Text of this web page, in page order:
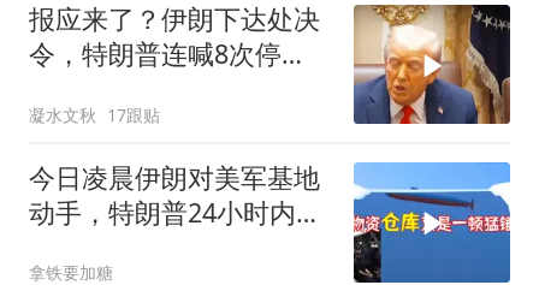
报应来了？伊朗下达处决
令，特朗普连喊8次停
凝水文秋 17跟贴
今日凌晨伊朗对美军基地
动手，特朗普24小时内服
拿铁要加糖